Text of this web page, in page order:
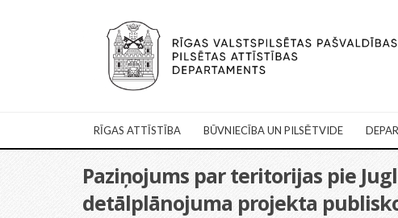
RĪGAS ATTĪSTĪBA BŪVNIECĪBA UN PILSĒTVIDE
Paziņojums par teritorijas pie
detālplānojuma projekta